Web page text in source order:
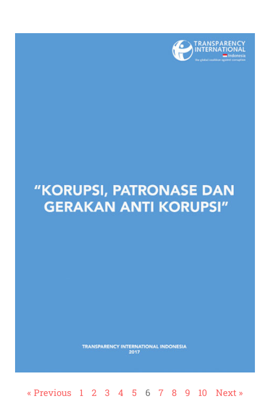
« Previous 1 2 3 4 5 6 7 8 9 10 Next »